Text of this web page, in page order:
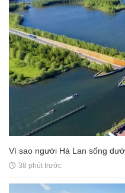
Vì sao người Hà Lan sống
38 phút trước